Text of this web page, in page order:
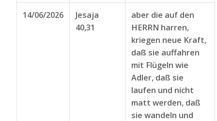
14/06/2026
Jesaja
40,31
aber die auf den
HERRN harren,
kriegen neue Kraft,
daß sie auffahren
mit Flügeln wie
Adler, daß sie
laufen und nicht
matt werden, daß
sie wandeln und